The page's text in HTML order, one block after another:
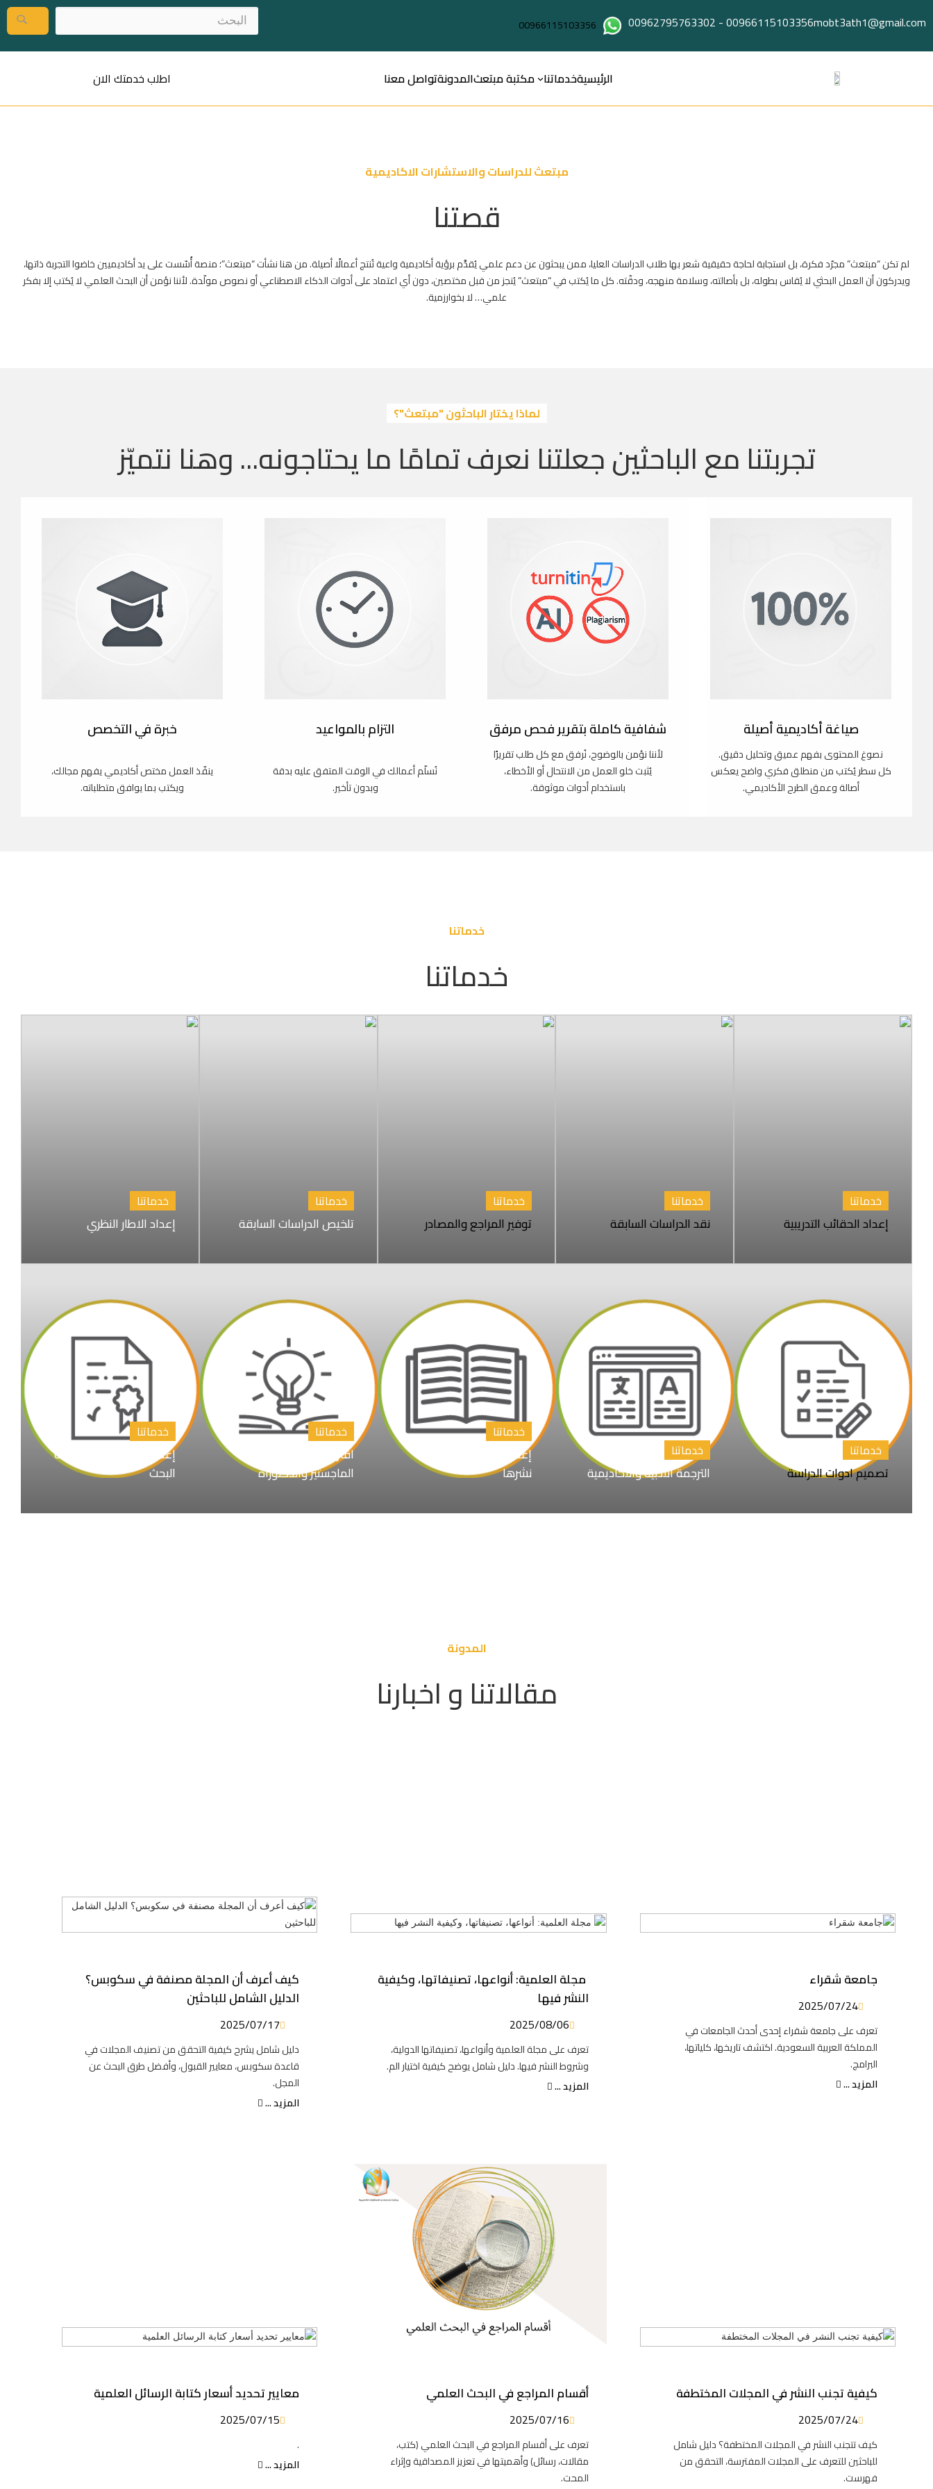
mobt3ath1@gmail.com
00966115103356
-
00962795763302
00966115103356
الرئيسيةخدماتنا مكتبة مبتعثالمدونةتواصل معنا اطلب خدمتك الان
مبتعث للدراسات والاستشارات الاكاديمية
قصتنا
لم تكن “مبتعث” مجرّد فكرة، بل استجابة لحاجة حقيقية شعر بها طلاب الدراسات العليا، ممن يبحثون عن دعم علمي يُقدَّم برؤية أكاديمية واعية تُنتج أعمالًا أصيلة. من هنا نشأت “مبتعث”؛ منصة أُسّست على يد أكاديميين خاضوا التجربة ذاتها،
ويدركون أن العمل البحثي لا يُقاس بطوله، بل بأصالته، وسلامة منهجه، ودقّته. كل ما يُكتب في “مبتعث” يُنجز من قبل مختصين، دون أي اعتماد على أدوات الذكاء الاصطناعي أو نصوص مولّدة. لأننا نؤمن أن البحث العلمي لا يُكتب إلا بفكر
علمي… لا بخوارزمية.
لماذا يختار الباحثون "مبتعث"؟
تجربتنا مع الباحثين جعلتنا نعرف تمامًا ما يحتاجونه... وهنا نتميّز
صياغة أكاديمية أصيلة
نصوغ المحتوى بفهم عميق وتحليل دقيق.
كل سطر يُكتب من منطلق فكري واضح يعكس
أصالة وعمق الطرح الأكاديمي.
شفافية كاملة بتقرير فحص مرفق
لأننا نؤمن بالوضوح، نُرفق مع كل طلب تقريرًا
يُثبت خلو العمل من الانتحال أو الأخطاء،
باستخدام أدوات موثوقة.
التزام بالمواعيد
نُسلّم أعمالك في الوقت المتفق عليه بدقة
وبدون تأخير.
خبرة في التخصص
ينفّذ العمل مختص أكاديمي يفهم مجالك،
ويكتب بما يوافق متطلباته.
خدماتنا
خدماتنا
خدماتنا
إعداد الحقائب التدريبية
خدماتنا
نقد الدراسات السابقة
خدماتنا
توفير المراجع والمصادر
خدماتنا
تلخيص الدراسات السابقة
خدماتنا
إعداد الاطار النظري
خدماتنا
تصميم ادوات الدراسة
خدماتنا
الترجمة الأدبية والأكاديمية
خدماتنا
إعداد الابحاث العلمية و
نشرها
خدماتنا
اقتراح عناوين رسائل
الماجستير والدكتوراة
خدماتنا
إعداد المقترح البحثي خطة
البحث
المدونة
مقالاتنا و اخبارنا
جامعة شقراء
2025/07/24
تعرف على جامعة شقراء إحدى أحدث الجامعات في
المملكة العربية السعودية. اكتشف تاريخها، كلياتها،
البرامج.
المزيد ...
مجلة العلمية: أنواعها، تصنيفاتها، وكيفية
النشر فيها
2025/08/06
تعرف على مجلة العلمية وأنواعها، تصنيفاتها الدولية،
وشروط النشر فيها. دليل شامل يوضح كيفية اختيار الم.
المزيد ...
كيف أعرف أن المجلة مصنفة في سكوبس؟
الدليل الشامل للباحثين
2025/07/17
دليل شامل يشرح كيفية التحقق من تصنيف المجلات في
قاعدة سكوبس، معايير القبول، وأفضل طرق البحث عن
المجل.
المزيد ...
كيفية تجنب النشر في المجلات المختطفة
2025/07/24
كيف تتجنب النشر في المجلات المختطفة؟ دليل شامل
للباحثين للتعرف على المجلات المفترسة، التحقق من
فهرست.
أقسام المراجع في البحث العلمي
2025/07/16
تعرف على أقسام المراجع في البحث العلمي (كتب،
مقالات، رسائل) وأهميتها في تعزيز المصداقية وإثراء
المحت.
معايير تحديد أسعار كتابة الرسائل العلمية
2025/07/15
.
المزيد ...